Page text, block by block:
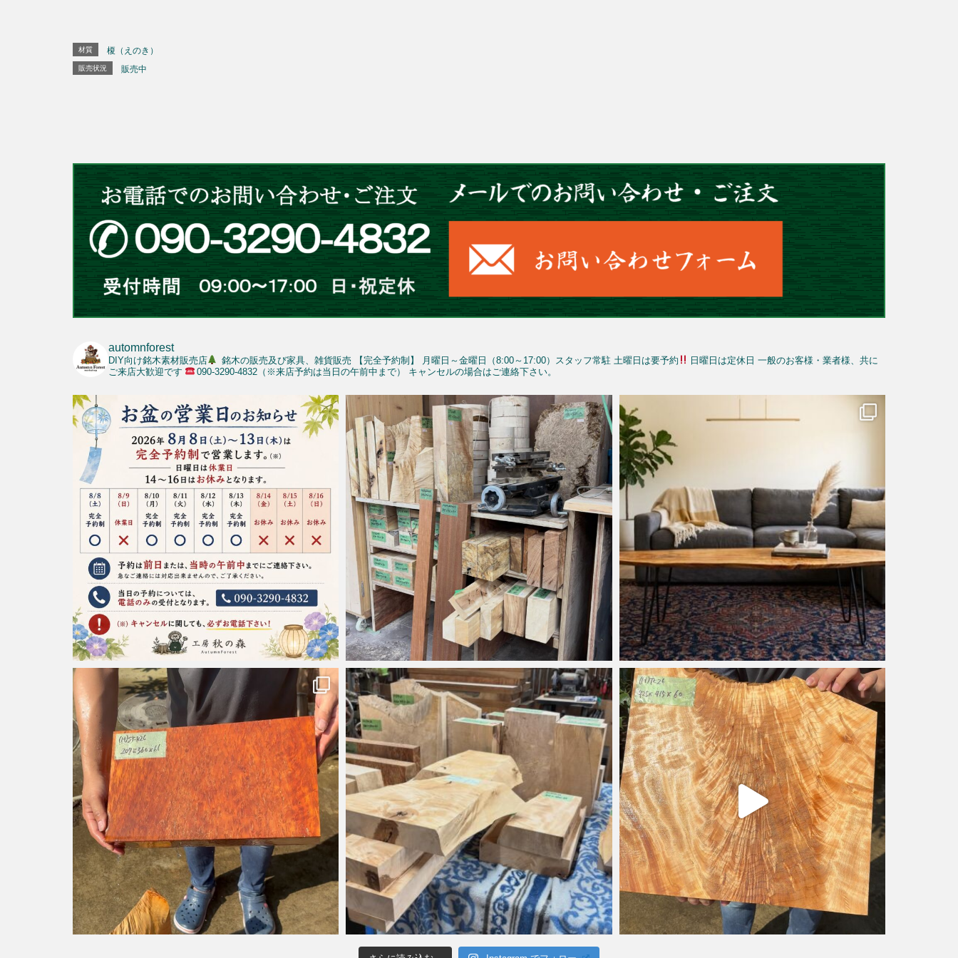
材質 榎（えのき）
販売状況 販売中
automnforest
DIY向け銘木素材販売店 銘木の販売及び家具、雑貨販売 【完全予約制】 月曜日～金曜日（8:00～17:00）スタッフ常駐 土曜日は要予約 日曜日は定休日 一般のお客様・業者様、共に
ご来店大歓迎です
090-3290-4832（※来店予約は当日の午前中まで） キャンセルの場合はご連絡下さい。